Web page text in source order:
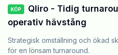
KÖP
Qliro - Tidig
operativ hävstång
Strategisk omställning och ökad
för en lönsam turnaround.